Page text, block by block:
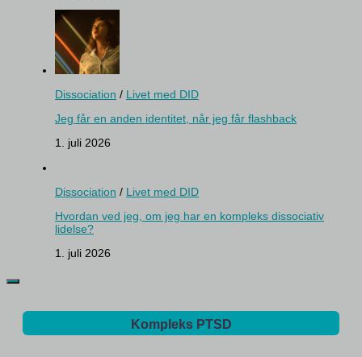
Dissociation / Livet med DID
Jeg får en anden identitet, når jeg får flashback
1. juli 2026
Dissociation / Livet med DID
Hvordan ved jeg, om jeg har en kompleks dissociativ
lidelse?
1. juli 2026
Kompleks PTSD